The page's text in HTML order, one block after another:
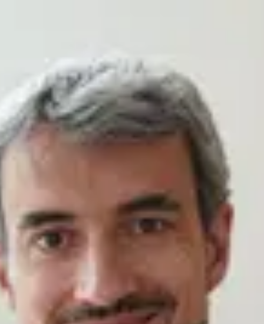
publiée s
Biographie
À propos de
Michaël
psychologie, chacun peut gagner en autonomie et en liberté dans la
transmettre des méthodes visant le développement des compétences
émotionnelles de chacun. En tant que psychologue, je m’intéresse
moins au bien-être qu'à l’épanouissement que l’on peut ressentir quand
on fait des choix et que l’on s’investit dans des projets qui nous
tiennent à cœur. Que ce soient des questions d’apprentissage, de
motivation, de créativité ou de résilience, ma démarche est toujours la
même : Je commence par me demander : “Quelle est la place de
l’émotion et en quoi est-elle une ressource essentielle ?”.
02
Les formations deMichaël